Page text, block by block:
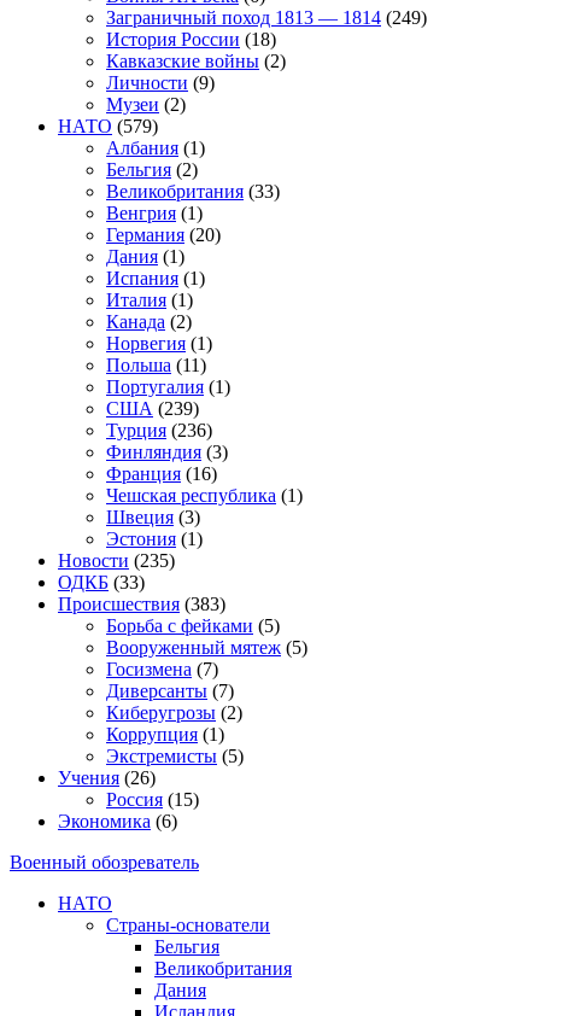
Заграничный поход 1813 — 1814 (249)
История России (18)
Кавказские войны (2)
Личности (9)
Музеи (2)
НАТО (579)
Албания (1)
Бельгия (2)
Великобритания (33)
Венгрия (1)
Германия (20)
Дания (1)
Испания (1)
Италия (1)
Канада (2)
Норвегия (1)
Польша (11)
Португалия (1)
США (239)
Турция (236)
Финляндия (3)
Франция (16)
Чешская республика (1)
Швеция (3)
Эстония (1)
Новости (235)
ОДКБ (33)
Происшествия (383)
Борьба с фейками (5)
Вооруженный мятеж (5)
Госизмена (7)
Диверсанты (7)
Киберугрозы (2)
Коррупция (1)
Экстремисты (5)
Учения (26)
Россия (15)
Экономика (6)
Военный обозреватель
НАТО
Страны-основатели
Бельгия
Великобритания
Дания